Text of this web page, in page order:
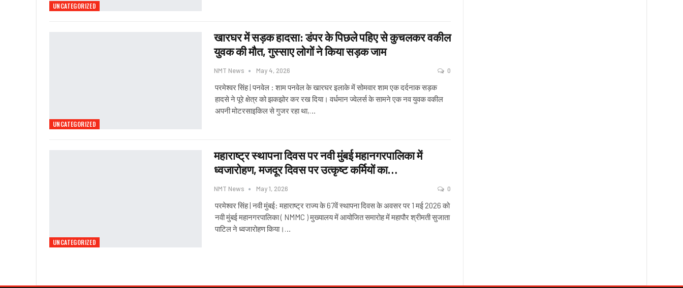
UNCATEGORIZED
UNCATEGORIZED
खारघर में सड़क हादसा: डंपर के पिछले पहिए से कुचलकर वकील
युवक की मौत, गुस्साए लोगों ने किया सड़क जाम
NMT News May 4, 2026 0
परमेश्वर सिंह | पनवेल : शाम पनवेल के खारघर इलाके में सोमवार शाम एक दर्दनाक सड़क
हादसे ने पूरे क्षेत्र को झकझोर कर रख दिया। वर्धमान ज्वेलर्स के सामने एक नव युवक वकील
अपनी मोटरसाइकिल से गुजर रहा था,…
UNCATEGORIZED
महाराष्ट्र स्थापना दिवस पर नवी मुंबई महानगरपालिका में
ध्वजारोहण, मजदूर दिवस पर उत्कृष्ट कर्मियों का…
NMT News May 1, 2026 0
परमेश्वर सिंह | नवी मुंबई: महाराष्ट्र राज्य के 67वें स्थापना दिवस के अवसर पर 1 मई 2026 को
नवी मुंबई महानगरपालिका ( NMMC ) मुख्यालय में आयोजित समारोह में महापौर श्रीमती सुजाता
पाटिल ने ध्वजारोहण किया। …